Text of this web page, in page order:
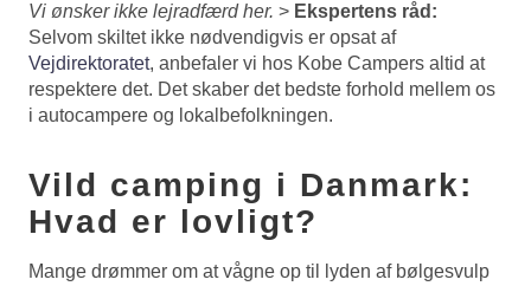
Vi ønsker ikke lejradfærd her. > Ekspertens råd:
Selvom skiltet ikke nødvendigvis er opsat af
Vejdirektoratet, anbefaler vi hos Kobe Campers altid at
respektere det. Det skaber det bedste forhold mellem os
i autocampere og lokalbefolkningen.
Vild camping i Danmark:
Hvad er lovligt?
Mange drømmer om at vågne op til lyden af bølgesvulp